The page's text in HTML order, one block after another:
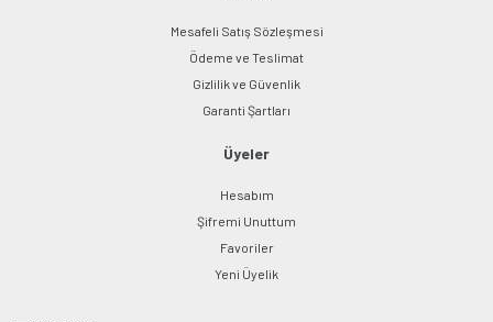
Mesafeli Satış Sözleşmesi
Ödeme ve Teslimat
Gizlilik ve Güvenlik
Garanti Şartları
Üyeler
Hesabım
Şifremi Unuttum
Favoriler
Yeni Üyelik